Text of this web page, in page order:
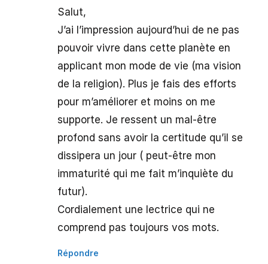
Salut,
J’ai l’impression aujourd’hui de ne pas
pouvoir vivre dans cette planète en
applicant mon mode de vie (ma vision
de la religion). Plus je fais des efforts
pour m’améliorer et moins on me
supporte. Je ressent un mal-être
profond sans avoir la certitude qu’il se
dissipera un jour ( peut-être mon
immaturité qui me fait m’inquiète du
futur).
Cordialement une lectrice qui ne
comprend pas toujours vos mots.
Répondre